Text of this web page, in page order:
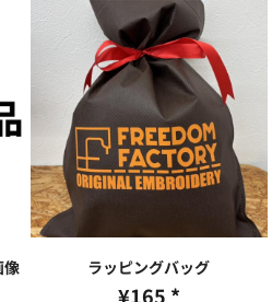
像
ラッピングバッグ
¥165 *